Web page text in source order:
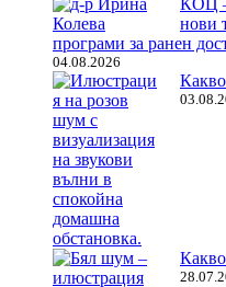
КОЦ –
нови
програми за ранен
04.08.2026